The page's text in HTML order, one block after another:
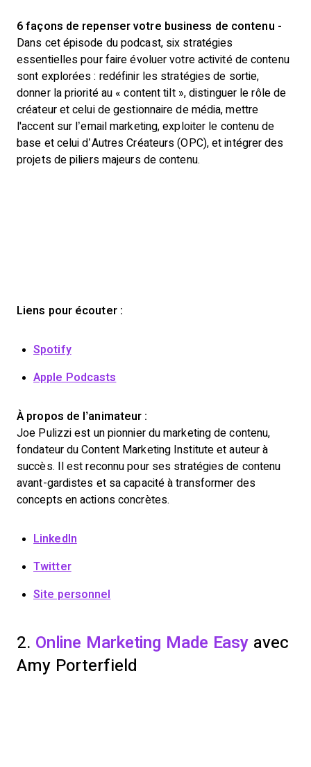
6 façons de repenser votre business de contenu -
Dans cet épisode du podcast, six stratégies
essentielles pour faire évoluer votre activité de contenu
sont explorées : redéfinir les stratégies de sortie,
donner la priorité au « content tilt », distinguer le rôle de
créateur et celui de gestionnaire de média, mettre
l'accent sur l’email marketing, exploiter le contenu de
base et celui d’Autres Créateurs (OPC), et intégrer des
projets de piliers majeurs de contenu.
Liens pour écouter :
Spotify
Apple Podcasts
À propos de l’animateur :
Joe Pulizzi est un pionnier du marketing de contenu,
fondateur du Content Marketing Institute et auteur à
succès. Il est reconnu pour ses stratégies de contenu
avant-gardistes et sa capacité à transformer des
concepts en actions concrètes.
LinkedIn
Twitter
Site personnel
2. Online Marketing Made Easy avec
Amy Porterfield